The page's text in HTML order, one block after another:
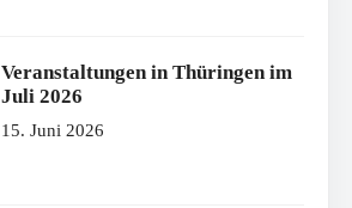
Veranstaltungen in Thüringen im
Juli 2026
15. Juni 2026